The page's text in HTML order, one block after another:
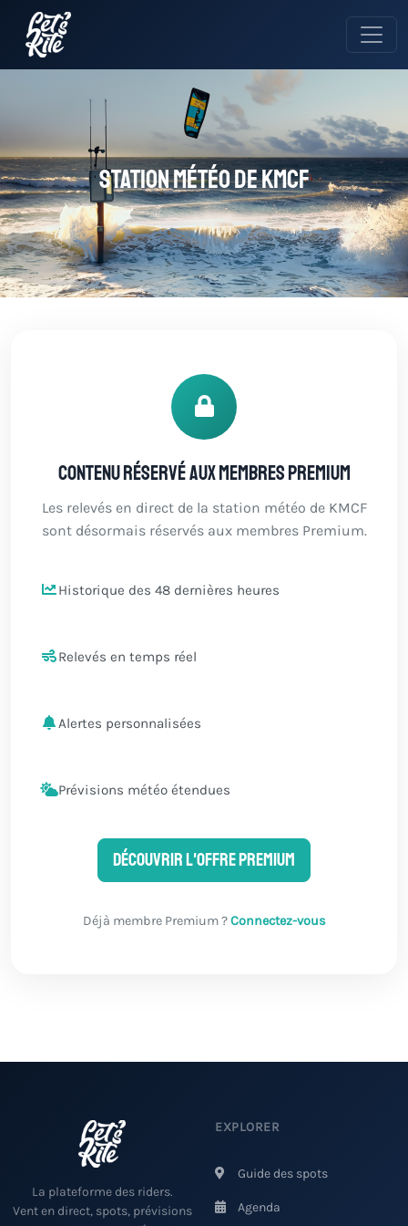
Station météo de KMCF
Contenu réservé aux membres Premium
Les relevés en direct de la station météo de KMCF
sont désormais réservés aux membres Premium.
Historique des 48 dernières heures
Relevés en temps réel
Alertes personnalisées
Prévisions météo étendues
Découvrir l'offre Premium
Déjà membre Premium ?Connectez-vous
La plateforme des riders.
Vent en direct, spots, prévisions
EXPLORER
Guide des spots
Agenda